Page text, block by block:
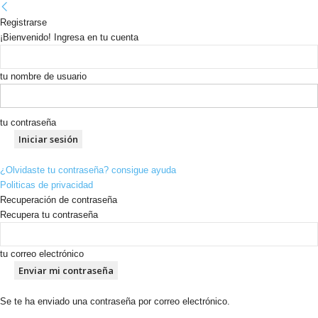
Registrarse
¡Bienvenido! Ingresa en tu cuenta
tu nombre de usuario
tu contraseña
¿Olvidaste tu contraseña? consigue ayuda
Politicas de privacidad
Recuperación de contraseña
Recupera tu contraseña
tu correo electrónico
Se te ha enviado una contraseña por correo electrónico.